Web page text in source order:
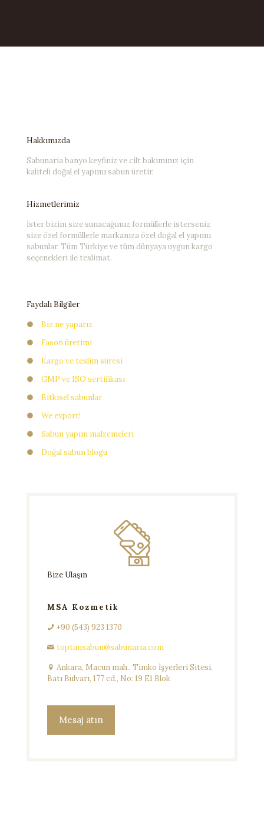
Hakkımızda
Sabunaria banyo keyfiniz ve cilt bakımınız için
kaliteli doğal el yapımı sabun üretir.
Hizmetlerimiz
İster bizim size sunacağımız formüllerle isterseniz
size özel formüllerle markanıza özel doğal el yapımı
sabunlar. Tüm Türkiye ve tüm dünyaya uygun kargo
seçenekleri ile teslimat.
Faydalı Bilgiler
●
Biz ne yaparız
●
Fason üretimi
●
Kargo ve teslim süresi
●
GMP ve ISO sertifikası
●
Bitkisel sabunlar
●
We export!
●
Sabun yapım malzemeleri
●
Doğal sabun blogu
Bize Ulaşın
MSA Kozmetik
+90 (543) 923 1370
toptansabun@sabunaria.com
Ankara, Macun mah., Timko İşyerleri Sitesi,
Batı Bulvarı, 177 cd., No: 19 E1 Blok
Mesaj atın